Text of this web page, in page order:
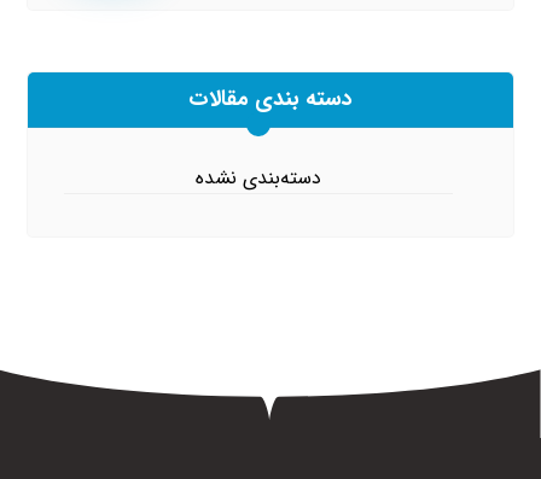
دسته بندی مقالات
دسته‌بندی نشده